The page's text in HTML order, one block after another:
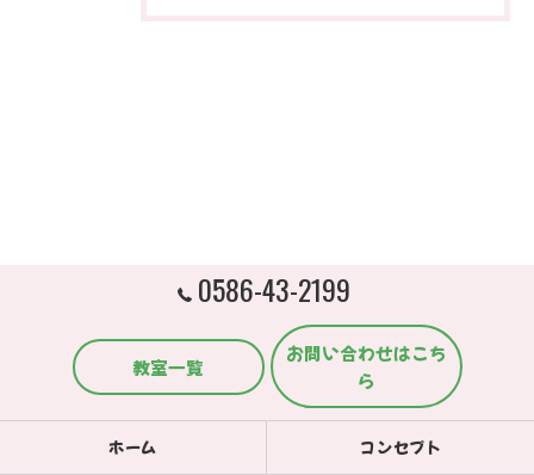
0586-43-2199
教室一覧
お問い合わせはこち
ら
ホーム コンセプト